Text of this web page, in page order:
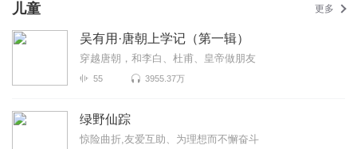
儿童 更多
吴有用·唐朝上学记（第一辑）
穿越唐朝，和李白、杜甫、皇帝做朋友
55 3955.37万
绿野仙踪
惊险曲折,友爱互助、为理想而不懈奋斗